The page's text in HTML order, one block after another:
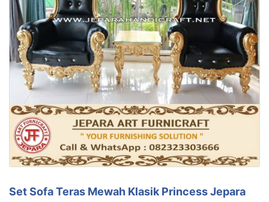
Set Sofa Teras Mewah Klasik Princess Jepara